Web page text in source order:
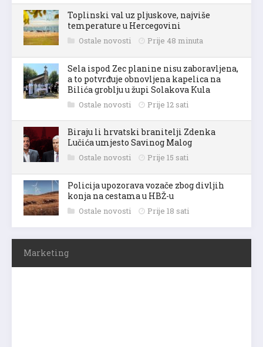
Toplinski val uz pljuskove, najviše
temperature u Hercegovini
Ostale novosti Prije 48 minuta
Sela ispod Zec planine nisu zaboravljena,
a to potvrđuje obnovljena kapelica na
Bilića groblju u župi Solakova Kula
Ostale novosti Prije 12 sati
Biraju li hrvatski branitelji Zdenka
Lučića umjesto Savinog Malog
Ostale novosti Prije 15 sati
Policija upozorava vozače zbog divljih
konja na cestama u HBŽ-u
Ostale novosti Prije 18 sati
Marketing